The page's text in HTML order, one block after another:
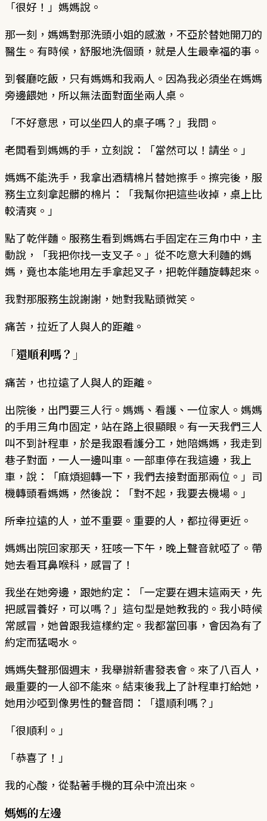
「很好！」媽媽說。
那一刻，媽媽對那洗頭小姐的感激，不亞於替她開刀的
醫生。有時候，舒服地洗個頭，就是人生最幸福的事。
到餐廳吃飯，只有媽媽和我兩人。因為我必須坐在媽媽
旁邊餵她，所以無法面對面坐兩人桌。
「不好意思，可以坐四人的桌子嗎？」我問。
老闆看到媽媽的手，立刻說：「當然可以！請坐。」
媽媽不能洗手，我拿出酒精棉片替她擦手。擦完後，服
務生立刻拿起髒的棉片：「我幫你把這些收掉，桌上比
較清爽。」
點了乾伴麵。服務生看到媽媽右手固定在三角巾中，主
動說，「我把你找一支叉子。」從不吃意大利麵的媽
媽，竟也本能地用左手拿起叉子，把乾伴麵旋轉起來。
我對那服務生說謝謝，她對我點頭微笑。
痛苦，拉近了人與人的距離。
「還順利嗎？」
痛苦，也拉遠了人與人的距離。
出院後，出門要三人行。媽媽、看護、一位家人。媽媽
的手用三角巾固定，站在路上很顯眼。有一天我們三人
叫不到計程車，於是我跟看護分工，她陪媽媽，我走到
巷子對面，一人一邊叫車。一部車停在我這邊，我上
車，說：「麻煩迴轉一下，我們去接對面那兩位。」司
機轉頭看媽媽，然後說：「對不起，我要去機場。」
所幸拉遠的人，並不重要。重要的人，都拉得更近。
媽媽出院回家那天，狂咳一下午，晚上聲音就啞了。帶
她去看耳鼻喉科，感冒了！
我坐在她旁邊，跟她約定：「一定要在週末這兩天，先
把感冒養好，可以嗎？」這句型是她教我的。我小時候
常感冒，她曾跟我這樣約定。我都當回事，會因為有了
約定而猛喝水。
媽媽失聲那個週末，我舉辦新書發表會。來了八百人，
最重要的一人卻不能來。結束後我上了計程車打給她，
她用沙啞到像男性的聲音問：「還順利嗎？」
「很順利。」
「恭喜了！」
我的心酸，從黏著手機的耳朵中流出來。
媽媽的左邊